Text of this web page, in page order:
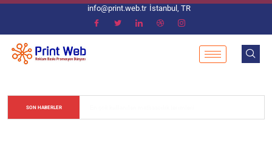
info@print.web.tr İstanbul, TR
SON HABERLER